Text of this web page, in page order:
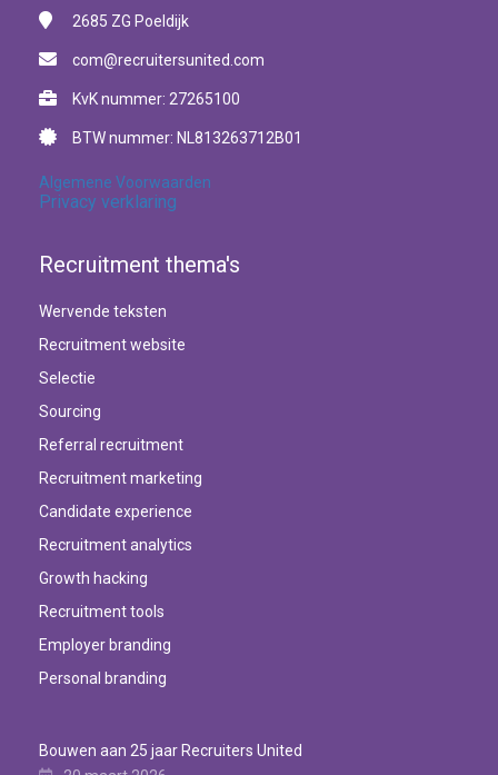
2685 ZG Poeldijk
com@recruitersunited.com
KvK nummer: 27265100
BTW nummer: NL813263712B01
Algemene Voorwaarden
Privacy verklaring
Recruitment thema's
Wervende teksten
Recruitment website
Selectie
Sourcing
Referral recruitment
Recruitment marketing
Candidate experience
Recruitment analytics
Growth hacking
Recruitment tools
Employer branding
Personal branding
Bouwen aan 25 jaar Recruiters United